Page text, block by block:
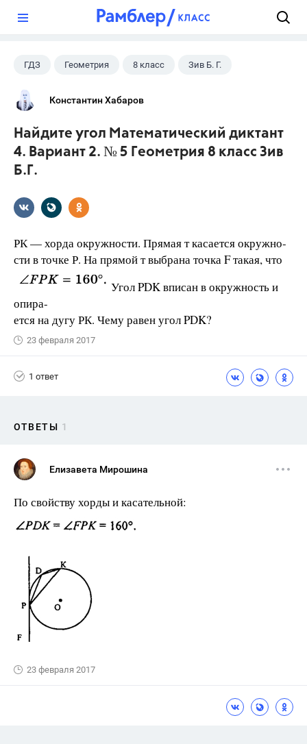
ГДЗ Геометрия 8 класс Зив Б. Г.
Константин Хабаров
Найдите угол Математический диктант
4. Вариант 2. № 5 Геометрия 8 класс Зив
Б.Г.
РК — хорда окружности. Прямая т касается окружно-
сти в точке Р. На прямой т выбрана точка F такая, что
Угол PDK вписан в окружность и
опира-
ется на дугу РК. Чему равен угол PDK?
23 февраля 2017
1 ответ
ОТВЕТЫ 1
Елизавета Мирошина
По свойству хорды и касательной:
23 февраля 2017